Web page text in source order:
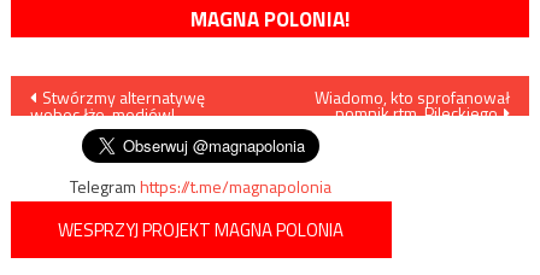
MAGNA POLONIA!
Nawigacja
wpisu
Stwórzmy alternatywę
wobec łże-mediów!
Wiadomo, kto sprofanował
pomnik rtm. Pileckiego
Telegramhttps://t.me/magnapolonia
WESPRZYJ PROJEKT MAGNA POLONIA